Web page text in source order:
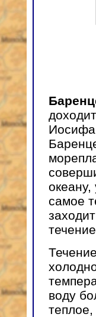
самое
воду